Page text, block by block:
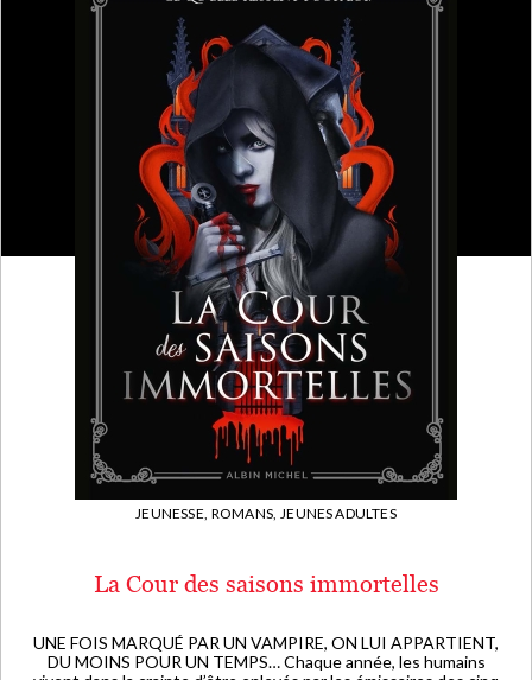
JEUNESSE, ROMANS, JEUNES ADULTES
La Cour des saisons immortelles
UNE FOIS MARQUÉ PAR UN VAMPIRE, ON LUI APPARTIENT,
DU MOINS POUR UN TEMPS… Chaque année, les humains